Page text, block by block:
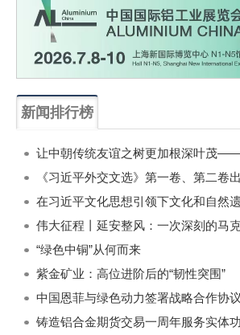
新闻排行榜
《习近平外交文选》第一卷、第二卷
“绿色中铜”从何而来
紫金矿业：高位进阶后的“韧性突围”
中国恩菲与绿色动力签署战略合作协议
铸造铝合金期货交易一周年服务实体